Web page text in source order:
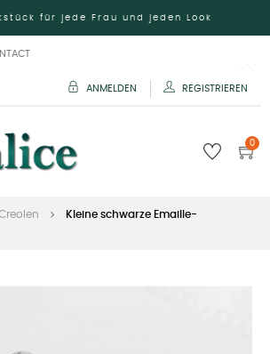
für jede Frau und jeden Look
ANMELDEN REGISTRIEREN
0
Kleine schwarze Emaille-